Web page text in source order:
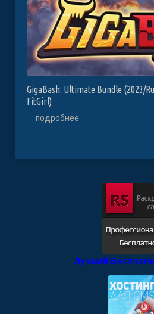
GigaBash: Ultimate Bundle (2023/
FitGirl)
подробнее
Лучший